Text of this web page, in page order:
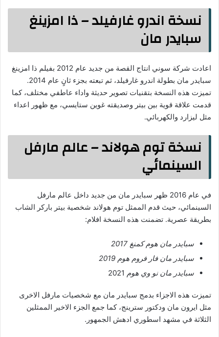
نسخة اندرو غارفيلد – ذا امزينغ
سبايدر مان
اعادت شركة سوني انتاج القصة من جديد عام 2012 بفيلم ذا امزينغ
سبايدر مان بطولة اندرو غارفيلد، ثم تبعته بجزء ثانٍ عام 2014.
تميزت هذه النسخة بتقنيات تصوير حديثة واداء عاطفي مختلف، كما
قدمت علاقة قوية بين بيتر وصديقته غوين ستايسي، مع ظهور اعداء
مثل ليزارد والكهربائي.
نسخة توم هولاند – عالم مارفل
السينمائي
في عام 2016 ظهر سبايدر مان من جديد داخل عالم مارفل
السينمائي، حيث قدم الممثل توم هولاند شخصية بيتر باركر الشاب
بطريقة عصرية. تضمنت هذه النسخة افلام:
سبايدر مان هوم كمنغ 2017
سبايدر مان فار فروم هوم 2019
سبايدر مان نو وي هوم
تميزت هذه الاجزاء بدمج سبايدر مان مع شخصيات مارفل الاخرى
مثل ايرون مان ودكتور سترينج، كما جمع الجزء الاخير الممثلين
الثلاثة في مشهد اسطوري ادهش الجمهور.